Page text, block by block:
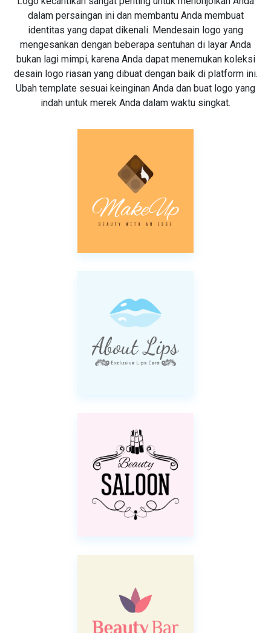
dalam persaingan ini dan membantu Anda membuat
identitas yang dapat dikenali. Mendesain logo yang
mengesankan dengan beberapa sentuhan di layar Anda
bukan lagi mimpi, karena Anda dapat menemukan koleksi
desain logo riasan yang dibuat dengan baik di platform ini.
Ubah template sesuai keinginan Anda dan buat logo yang
indah untuk merek Anda dalam waktu singkat.